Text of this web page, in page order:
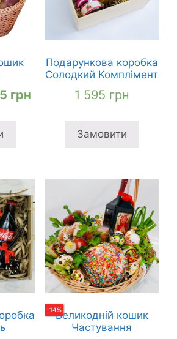
грнПоточна
Подарункова коробка
Солодкий Комплімент
1 595 грн
Замовити
-14%
Великодній кошик
Частування